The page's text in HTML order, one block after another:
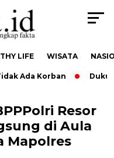
LIFE WISATA
Korban Dukung
Resor
di Aula
Mapolres